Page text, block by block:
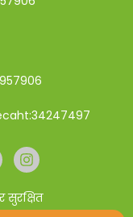
सुरक्षित